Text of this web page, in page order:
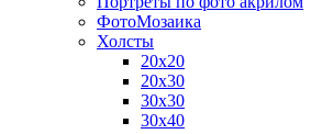
ФотоМозаика
Холсты
20х20
20х30
30х30
30х40